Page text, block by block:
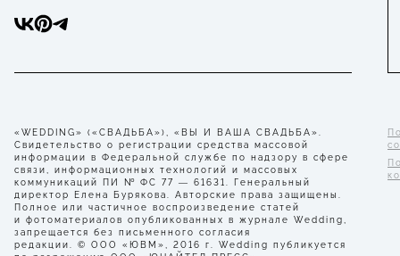
«WEDDING» («СВАДЬБА»), «ВЫ И ВАША СВАДЬБА».
Свидетельство о регистрации средства массовой
информации в Федеральной службе по надзору в сфере
связи, информационных технологий и массовых
коммуникаций ПИ № ФС 77 — 61631. Генеральный
директор Елена Бурякова. Авторские права защищены.
Полное или частичное воспроизведение статей
и фотоматериалов опубликованных в журнале Wedding,
запрещается без письменного согласия
редакции. © ООО «ЮВМ», 2016 г. Wedding публикуется